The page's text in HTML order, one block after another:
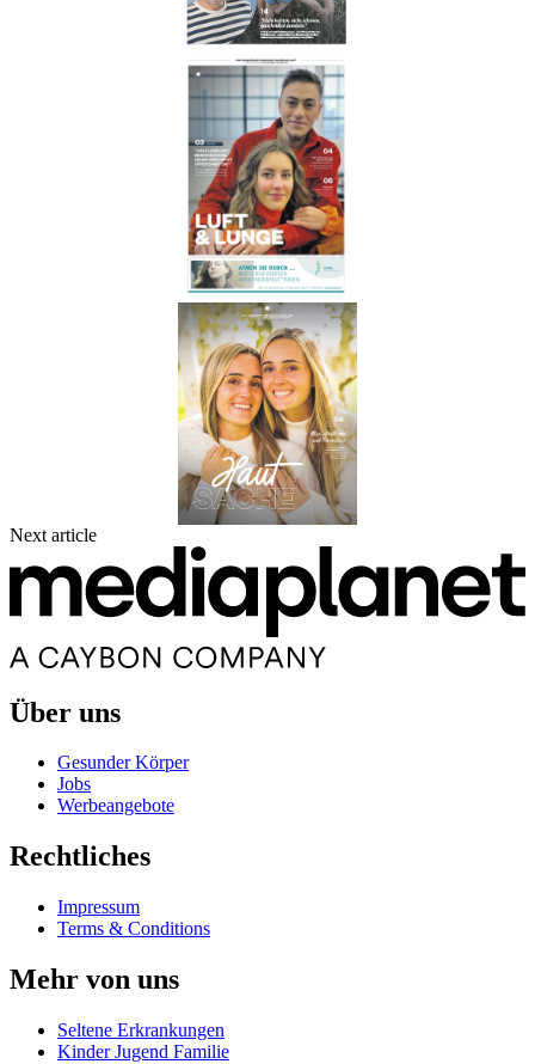
Next article
Über uns
Gesunder Körper
Jobs
Werbeangebote
Rechtliches
Impressum
Terms & Conditions
Mehr von uns
Seltene Erkrankungen
Kinder Jugend Familie